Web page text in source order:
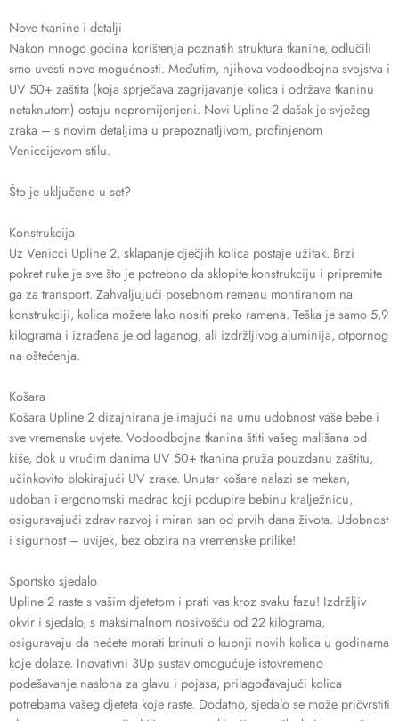
Nove tkanine i detalji
Nakon mnogo godina korištenja poznatih struktura tkanine, odlučili
smo uvesti nove mogućnosti. Međutim, njihova vodoodbojna svojstva i
UV 50+ zaštita (koja sprječava zagrijavanje kolica i održava tkaninu
netaknutom) ostaju nepromijenjeni. Novi Upline 2 dašak je svježeg
zraka – s novim detaljima u prepoznatljivom, profinjenom
Veniccijevom stilu.
Što je uključeno u set?
Konstrukcija
Uz Venicci Upline 2, sklapanje dječjih kolica postaje užitak. Brzi
pokret ruke je sve što je potrebno da sklopite konstrukciju i pripremite
ga za transport. Zahvaljujući posebnom remenu montiranom na
konstrukciji, kolica možete lako nositi preko ramena. Teška je samo 5,9
kilograma i izrađena je od laganog, ali izdržljivog aluminija, otpornog
na oštećenja.
Košara
Košara Upline 2 dizajnirana je imajući na umu udobnost vaše bebe i
sve vremenske uvjete. Vodoodbojna tkanina štiti vašeg mališana od
kiše, dok u vrućim danima UV 50+ tkanina pruža pouzdanu zaštitu,
učinkovito blokirajući UV zrake. Unutar košare nalazi se mekan,
udoban i ergonomski madrac koji podupire bebinu kralježnicu,
osiguravajući zdrav razvoj i miran san od prvih dana života. Udobnost
i sigurnost – uvijek, bez obzira na vremenske prilike!
Sportsko sjedalo
Upline 2 raste s vašim djetetom i prati vas kroz svaku fazu! Izdržljiv
okvir i sjedalo, s maksimalnom nosivošću od 22 kilograma,
osiguravaju da nećete morati brinuti o kupnji novih kolica u godinama
koje dolaze. Inovativni 3Up sustav omogućuje istovremeno
podešavanje naslona za glavu i pojasa, prilagođavajući kolica
potrebama vašeg djeteta koje raste. Dodatno, sjedalo se može pričvrstiti